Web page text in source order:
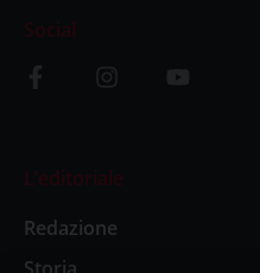
Social
L’editoriale
Redazione